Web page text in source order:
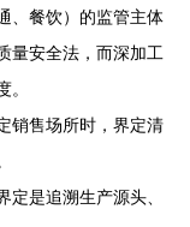
、餐饮）的监管主体
量安全法，而深加工
销售场所时，界定清
定是追溯生产源头、